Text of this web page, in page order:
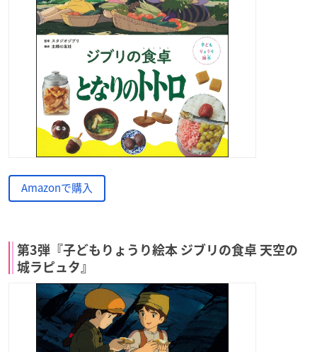
Amazonで購入
第3弾『子どもりょうり絵本 ジブリの食卓 天空の
城ラピュタ』